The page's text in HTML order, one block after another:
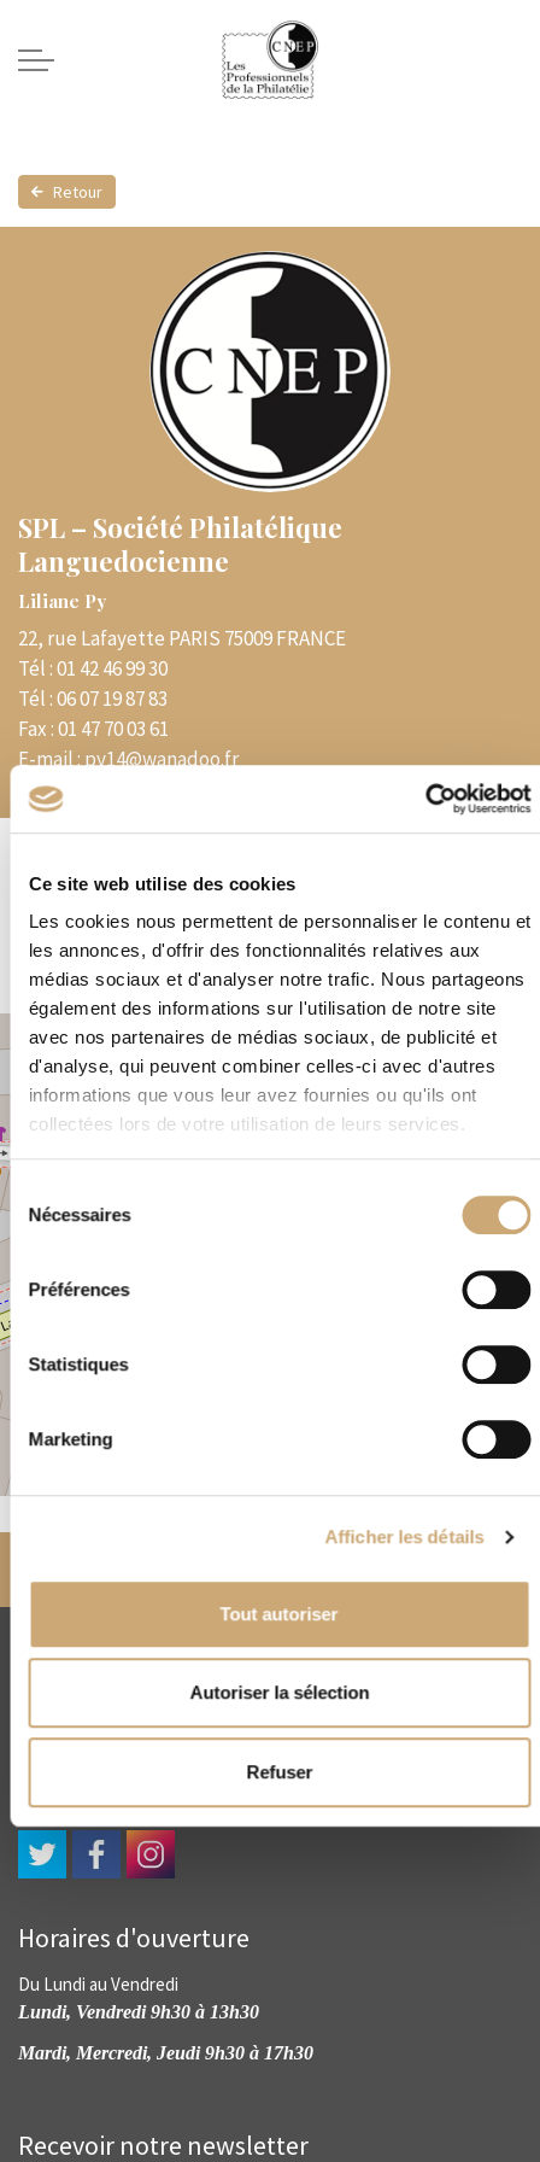
Ce site web utilise des cookies
Les cookies nous permettent de personnaliser le contenu et
les annonces, d'offrir des fonctionnalités relatives aux
médias sociaux et d'analyser notre trafic. Nous partageons
également des informations sur l'utilisation de notre site
avec nos partenaires de médias sociaux, de publicité et
d'analyse, qui peuvent combiner celles-ci avec d'autres
informations que vous leur avez fournies ou qu'ils ont
collectées lors de votre utilisation de leurs services.
Nécessaires
Préférences
Statistiques
Marketing
Afficher les détails
Tout autoriser
Autoriser la sélection
Refuser
Retour
SPL – Société Philatélique
Languedocienne
Liliane Py
22, rue Lafayette PARIS 75009 FRANCE
Tél :01 42 46 99 30
Tél :06 07 19 87 83
Fax :01 47 70 03 61
E-mail :py14@wanadoo.fr
Spécialités
Magasin – Matériel toutes marques – Timbres de France – VPC
+
−
SPL – Société Philatélique Languedocienne
CNEP
4, rue Drouot - 75009 Paris
(+33) 01 45 23 00 56
Horaires d'ouverture
Du Lundi au Vendredi
Lundi, Vendredi 9h30 à 13h30
Mardi, Mercredi, Jeudi 9h30 à 17h30
Recevoir notre newsletter